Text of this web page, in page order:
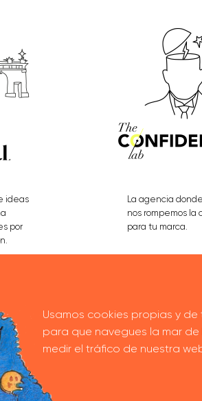
ideas
por
La agencia donde
nos rompemos la
para tu marca.
MANIFIESTO
Usamos cookies propias y de
para que navegues la mar
medir el tráfico de nuestra